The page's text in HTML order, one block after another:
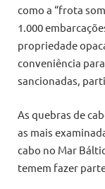
como a “frota
1.000
propriedade
conveniência
sancionadas,
As quebras de
as mais
cabo no Mar
temem fazer